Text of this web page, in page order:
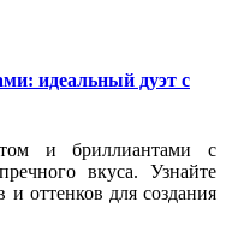
идеальный дуэт с
и бриллиантами с
вкуса. Узнайте
оттенков для создания